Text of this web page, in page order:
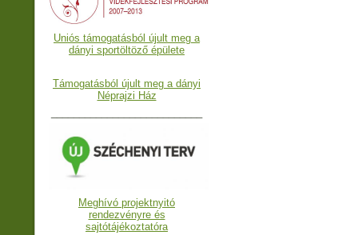
Uniós támogatásból újult meg a
dányi sportöltöző épülete
Támogatásból újult meg a dányi
Néprajzi Ház
Meghívó projektnyitó
rendezvényre és
sajtótájékoztatóra